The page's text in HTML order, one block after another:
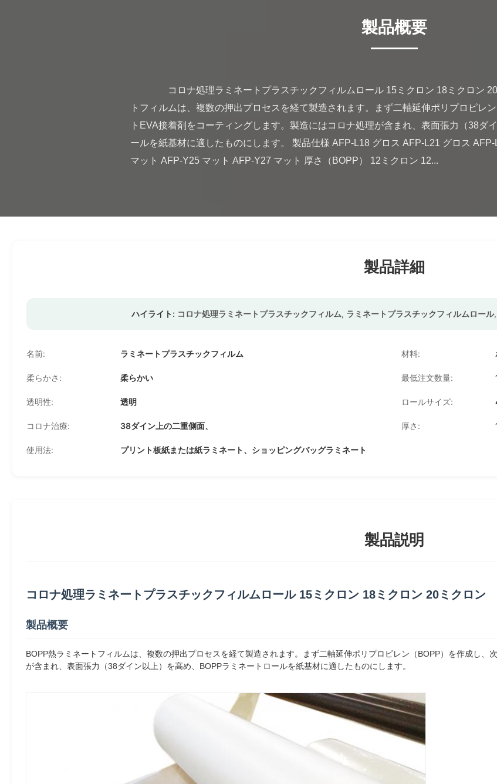
製品概要
トフィルムは、複数の押出プロセスを経て製造されます。まず二軸延伸ポリプロピレ
トEVA接着剤をコーティングします。製造にはコロナ処理が含まれ、表面張力（38ダ
ールを紙基材に適したものにします。 製品仕様 AFP-L18 グロス AFP-L21 グロス
マット AFP-Y25 マット AFP-Y27 マット 厚さ（BOPP） 12ミクロン 12...
製品詳細
ハイライト: コロナ処理ラミネートプラスチックフィルム, ラミネートプラスチックフィルムロール,
名前: ラミネートプラスチックフィルム 材料:
柔らかさ: 柔らかい 最低注文数量:
透明性: 透明 ロールサイズ:
コロナ治療: 38ダイン上の二重側面、 厚さ:
使用法: プリント板紙または紙ラミネート、ショッピングバッグラミネート
製品説明
コロナ処理ラミネートプラスチックフィルムロール 15ミクロン 18ミクロン 20ミクロン
製品概要
BOPP熱ラミネートフィルムは、複数の押出プロセスを経て製造されます。まず二軸延伸ポリプロピレン（BOPP）を作成し、
が含まれ、表面張力（38ダイン以上）を高め、BOPPラミネートロールを紙基材に適したものにします。